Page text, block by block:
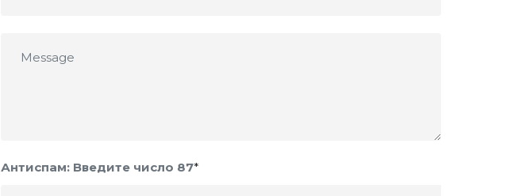
Антиспам: Введите число 87*